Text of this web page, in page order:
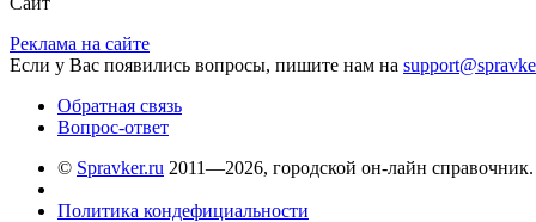
Реклама на сайте
Если у Вас появились вопросы, пишите нам на
Обратная связь
Вопрос-ответ
© Spravker.ru 2011—2026, городской он-лайн справочник.
Политика кондефициальности